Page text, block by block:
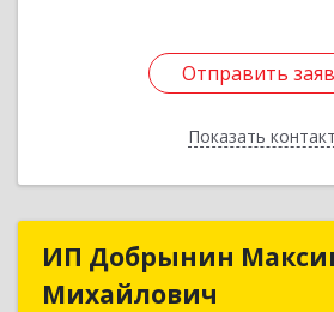
Отправить
Показать
Отправить
Назад
ИП Добрынин
Михайлович
ИП